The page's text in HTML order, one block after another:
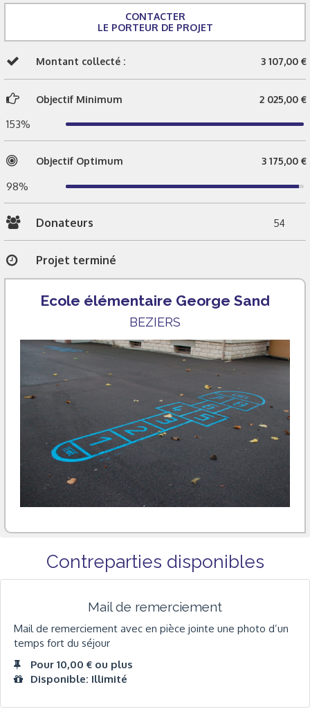
CONTACTER
LE PORTEUR DE PROJET
Montant collecté : 3 107,00 €
Objectif Minimum 2 025,00 €
153%
Objectif Optimum 3 175,00 €
98%
Donateurs 54
Projet terminé
Ecole élémentaire George Sand
BEZIERS
Contreparties disponibles
Mail de remerciement
Mail de remerciement avec en pièce jointe une photo d’un
temps fort du séjour
Pour 10,00 € ou plus
Disponible: Illimité